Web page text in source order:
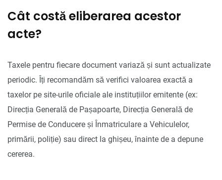
Cât costă eliberarea acestor
acte?
Taxele pentru fiecare document variază și sunt actualizate
periodic. Îți recomandăm să verifici valoarea exactă a
taxelor pe site-urile oficiale ale instituțiilor emitente (ex:
Direcția Generală de Pașapoarte, Direcția Generală de
Permise de Conducere și Înmatriculare a Vehiculelor,
primării, poliție) sau direct la ghișeu, înainte de a depune
cererea.